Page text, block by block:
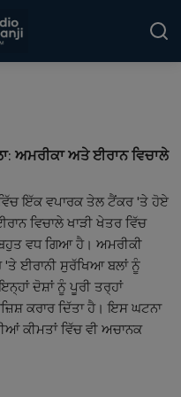
ਅਮਰੀਕਾ ਅਤੇ ਈਰਾਨ ਵਿਚਾਲੇ
ਇੱਕ ਵਪਾਰਕ ਤੇਲ ਟੈਂਕਰ 'ਤੇ ਹੋਏ
ਵਿਚਾਲੇ ਖਾੜੀ ਖੇਤਰ ਵਿੱਚ
ਵਧ ਗਿਆ ਹੈ। ਅਮਰੀਕੀ
ਈਰਾਨੀ ਸੁਰੱਖਿਆ ਬਲਾਂ ਨੂੰ
ਦੋਸ਼ਾਂ ਨੂੰ ਪੂਰੀ ਤਰ੍ਹਾਂ
ਕਰਾਰ ਦਿੱਤਾ ਹੈ। ਇਸ ਘਟਨਾ
ਕੀਮਤਾਂ ਵਿੱਚ ਵੀ ਅਚਾਨਕ